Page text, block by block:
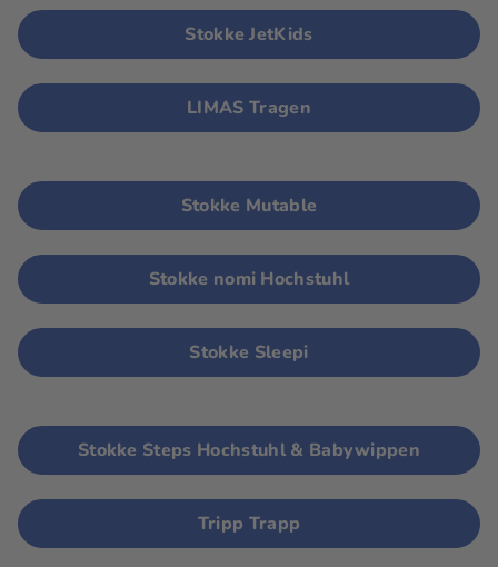
Stokke JetKids
LIMAS Tragen
Stokke Mutable
Stokke nomi Hochstuhl
Stokke Sleepi
Stokke Steps Hochstuhl & Babywippen
Tripp Trapp